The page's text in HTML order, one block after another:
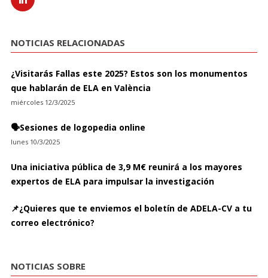
NOTICIAS RELACIONADAS
¿Visitarás Fallas este 2025? Estos son los monumentos
que hablarán de ELA en València
miércoles 12/3/2025
🗣️Sesiones de logopedia online
lunes 10/3/2025
Una iniciativa pública de 3,9 M€ reunirá a los mayores
expertos de ELA para impulsar la investigación
📌¿Quieres que te enviemos el boletín de ADELA-CV a tu
correo electrónico?
NOTICIAS SOBRE